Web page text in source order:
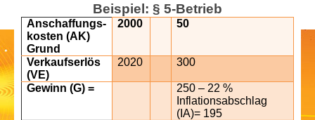
Beispiel: § 5-Betrieb
Anschaffungs­
kosten (AK)
Grund
2000 50
Verkaufserlös
(VE)
2020 300
Gewinn (G) =
250 – 22 %
Inflationsabschlag
(IA)= 195